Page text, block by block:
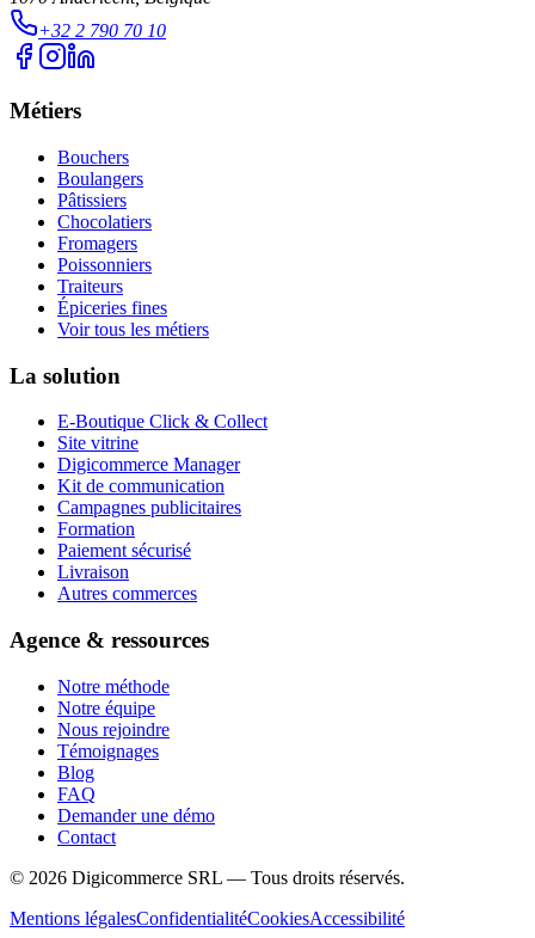
+32 2 790 70 10
Métiers
Bouchers
Boulangers
Pâtissiers
Chocolatiers
Fromagers
Poissonniers
Traiteurs
Épiceries fines
Voir tous les métiers
La solution
E-Boutique Click & Collect
Site vitrine
Digicommerce Manager
Kit de communication
Campagnes publicitaires
Formation
Paiement sécurisé
Livraison
Autres commerces
Agence & ressources
Notre méthode
Notre équipe
Nous rejoindre
Témoignages
Blog
FAQ
Demander une démo
Contact
© 2026 Digicommerce SRL — Tous droits réservés.
Mentions légalesConfidentialitéCookiesAccessibilité